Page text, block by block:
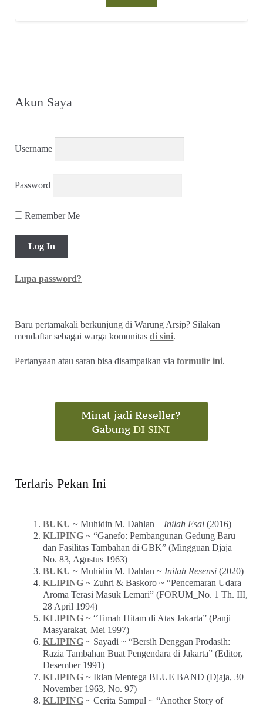
Akun Saya
Username
Password
Remember Me
Lupa password?
Baru pertamakali berkunjung di Warung Arsip? Silakan
mendaftar sebagai warga komunitasdi sini.
Pertanyaan atau saran bisa disampaikan viaformulir ini.
Terlaris Pekan Ini
BUKU ~ Muhidin M. Dahlan – Inilah Esai(2016)
KLIPING~ “Ganefo: Pembangunan Gedung Baru
dan Fasilitas Tambahan di GBK” (Mingguan Djaja
No. 83, Agustus 1963)
BUKU ~ Muhidin M. Dahlan ~ Inilah Resensi(2020)
KLIPING~ Zuhri & Baskoro ~ “Pencemaran Udara
Aroma Terasi Masuk Lemari” (FORUM_No. 1 Th. III,
28 April 1994)
KLIPING~ “Timah Hitam di Atas Jakarta” (Panji
Masyarakat, Mei 1997)
KLIPING~ Sayadi ~ “Bersih Denggan Prodasih:
Razia Tambahan Buat Pengendara di Jakarta” (Editor,
Desember 1991)
KLIPING~ Iklan Mentega BLUE BAND (Djaja, 30
November 1963, No. 97)
KLIPING~ Cerita Sampul ~ “Another Story of